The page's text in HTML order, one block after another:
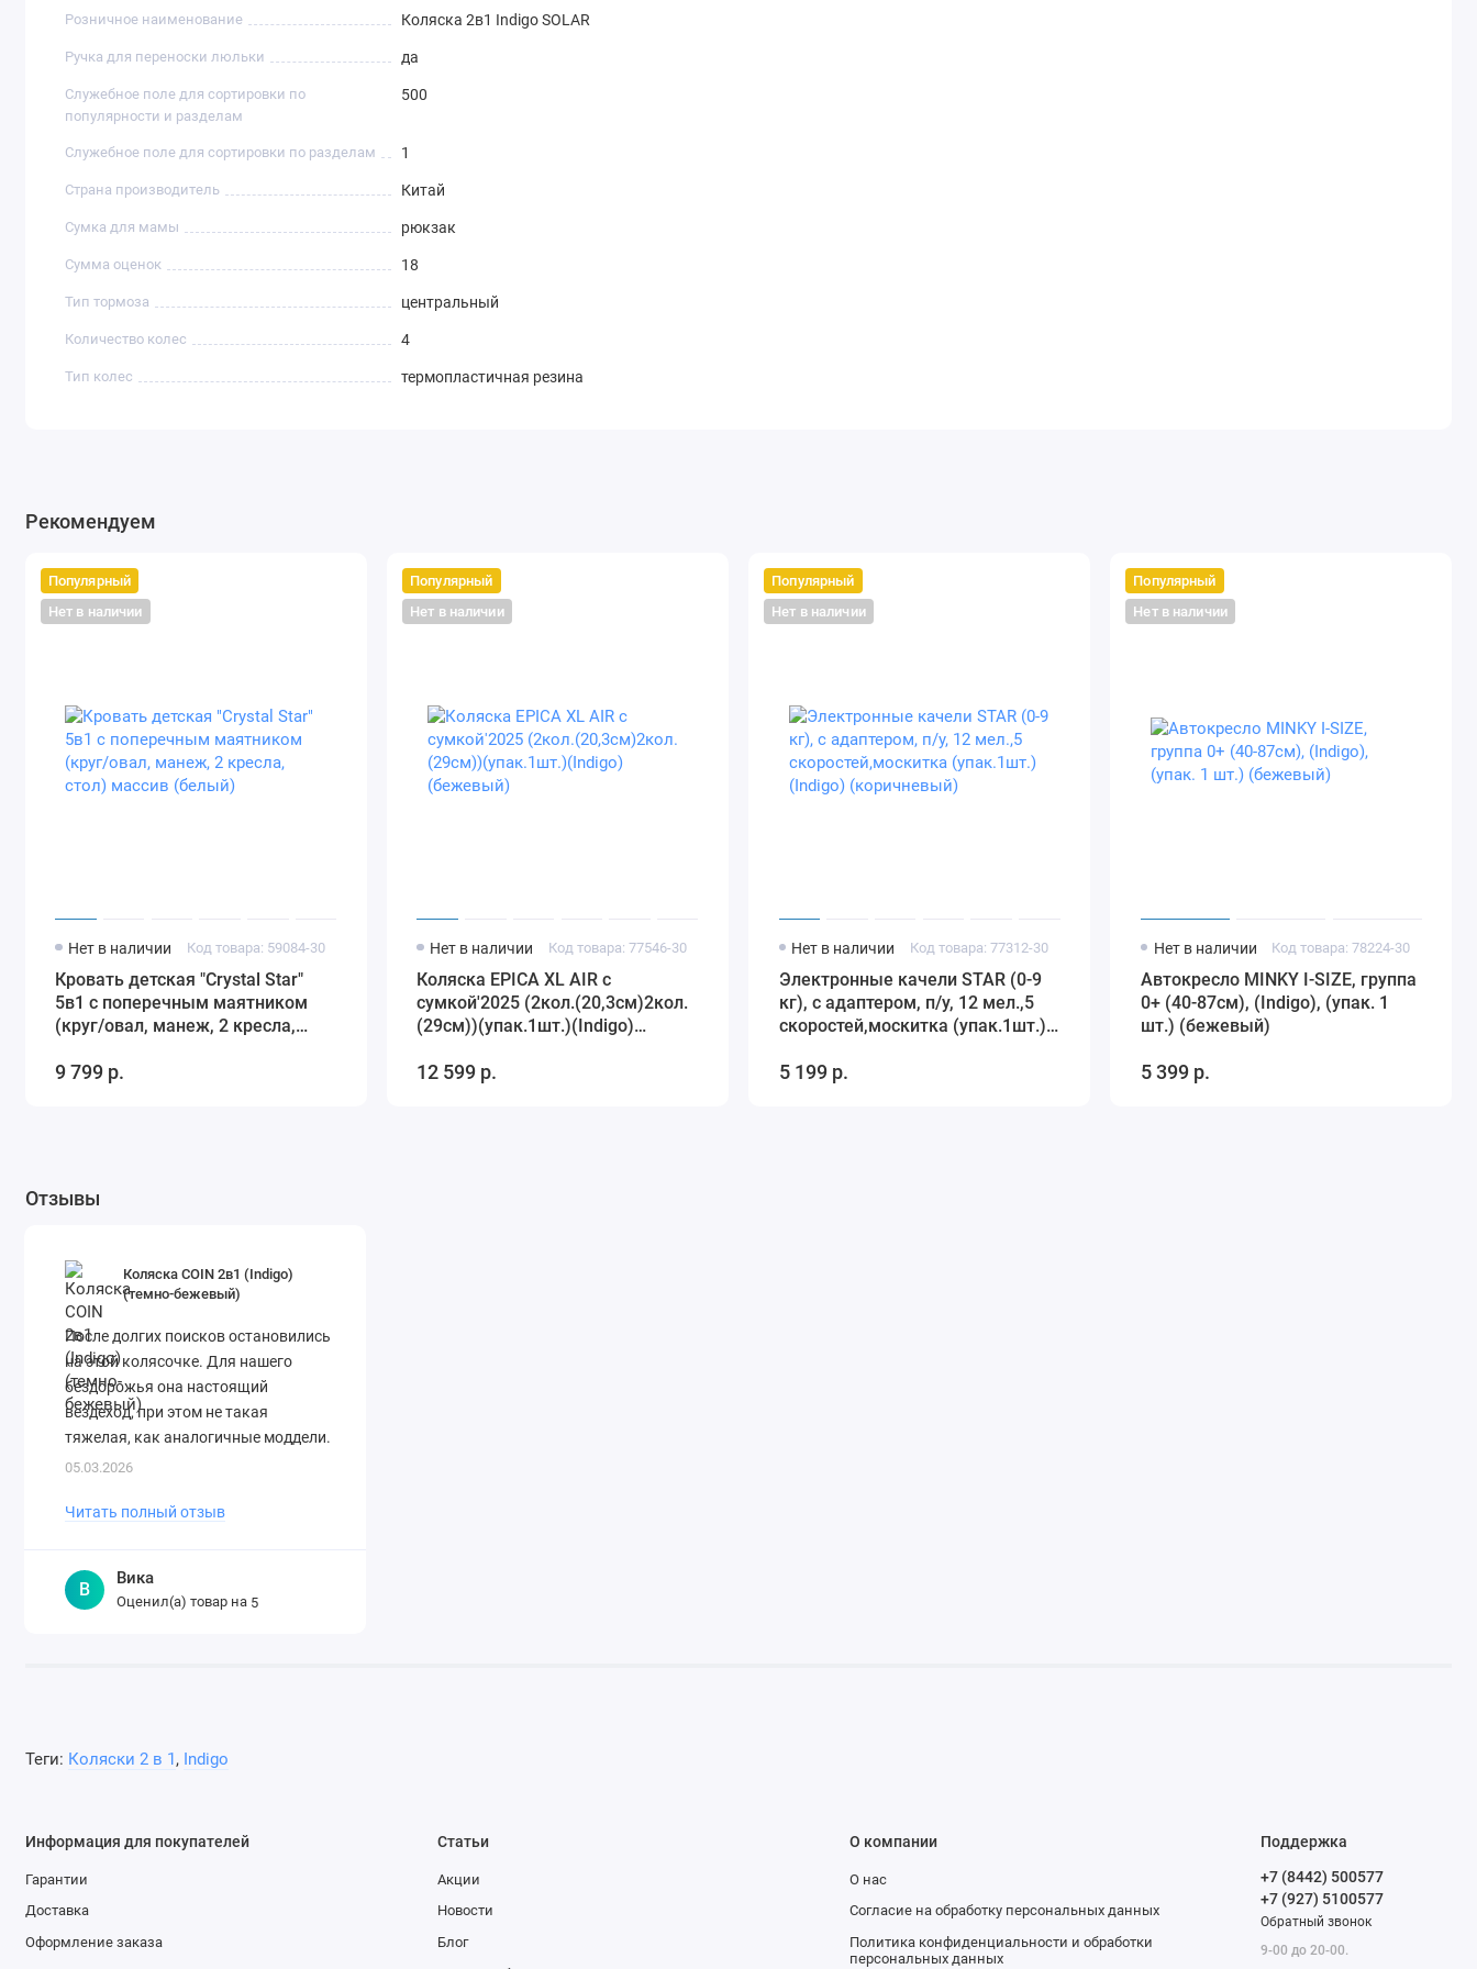
Розничное наименование Коляска 2в1 Indigo SOLAR
Ручка для переноски люльки да
Служебное поле для сортировки по
популярности и разделам
500
Служебное поле для сортировки по разделам 1
Страна производитель Китай
Сумка для мамы рюкзак
Сумма оценок 18
Тип тормоза центральный
Количество колес 4
Тип колес термопластичная резина
Рекомендуем
Популярный
Нет в наличии
Нет в наличии Код товара: 59084-30
Кровать детская "Crystal Star"
5в1 с поперечным маятником
(круг/овал, манеж, 2 кресла,
9 799 р.
Популярный
Нет в наличии
Нет в наличии Код товара: 77546-30
Коляска EPICA XL AIR с
сумкой'2025 (2кол.(20,3см)2кол.
(29см))(упак.1шт.)(Indigo)
12 599 р.
Популярный
Нет в наличии
Нет в наличии Код товара: 77312-30
Электронные качели STAR (0-9
кг), с адаптером, п/у, 12 мел.,5
скоростей,москитка (упак.1шт.)
5 199 р.
Популярный
Нет в наличии
Нет в наличии Код товара: 78224-30
Автокресло MINKY I-SIZE, группа
0+ (40-87см), (Indigo), (упак. 1
шт.) (бежевый)
5 399 р.
Отзывы
Коляска COIN 2в1 (Indigo)
(темно-бежевый)
После долгих поисков остановились
на этой колясочке. Для нашего
бездорожья она настоящий
вездеход, при этом не такая
тяжелая, как аналогичные моддели.
Складывается легко. Спасибо
05.03.2026
Читать полный отзыв
В
Вика
Оценил(а) товар на 5
Теги: Коляски 2 в 1, Indigo
Информация для покупателей
Гарантии
Доставка
Оформление заказа
Статьи
Акции
Новости
Блог
О компании
О нас
Согласие на обработку персональных данных
Политика конфиденциальности и обработки
персональных данных
Поддержка
+7 (8442) 500577
+7 (927) 5100577
Обратный звонок
9-00 до 20-00.